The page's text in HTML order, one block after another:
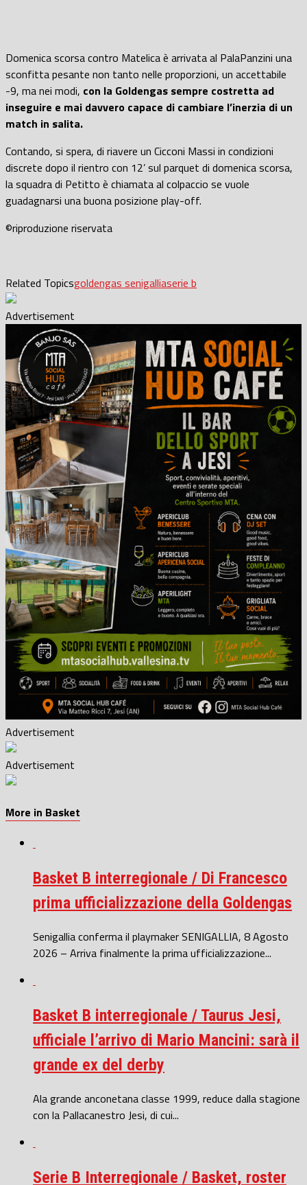
Domenica scorsa contro Matelica è arrivata al PalaPanzini una
sconfitta pesante non tanto nelle proporzioni, un accettabile
-9, ma nei modi, con la Goldengas sempre costretta ad
inseguire e mai davvero capace di cambiare l’inerzia di un
match in salita.
Contando, si spera, di riavere un Cicconi Massi in condizioni
discrete dopo il rientro con 12’ sul parquet di domenica scorsa,
la squadra di Petitto è chiamata al colpaccio se vuole
guadagnarsi una buona posizione play-off.
©riproduzione riservata
Related Topicsgoldengas senigalliaserie b
Advertisement
Advertisement
Advertisement
More in Basket
Basket B interregionale / Di Francesco
prima ufficializzazione della Goldengas
Senigallia conferma il playmaker SENIGALLIA, 8 Agosto
2026 – Arriva finalmente la prima ufficializzazione...
Basket B interregionale / Taurus Jesi,
ufficiale l’arrivo di Mario Mancini: sarà il
grande ex del derby
Ala grande anconetana classe 1999, reduce dalla stagione
con la Pallacanestro Jesi, di cui...
Serie B Interregionale / Basket, roster